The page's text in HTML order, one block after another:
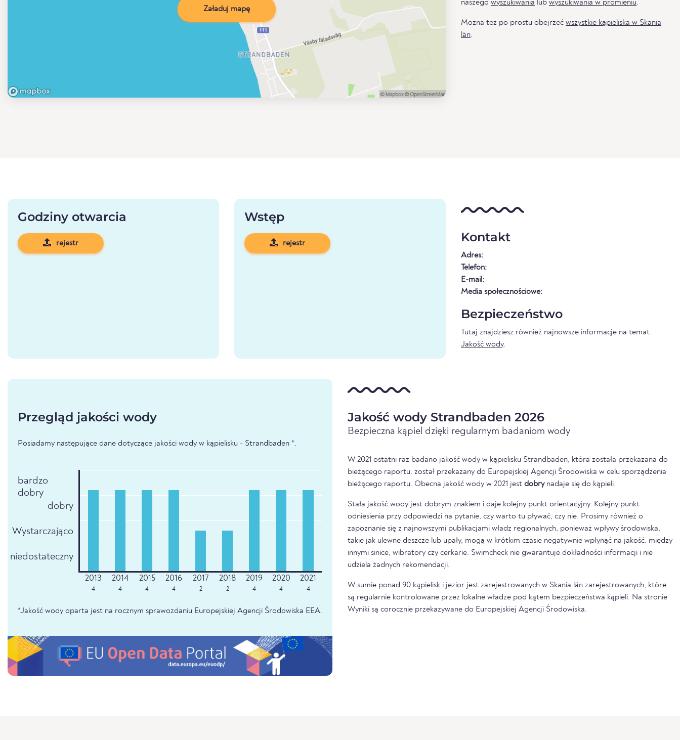
Załaduj mapę
naszego wyszukiwania lub wyszukiwania w promieniu.
Można też po prostu obejrzeć wszystkie kąpieliska w Skania
län.
Godziny otwarcia
rejestr
Wstęp
rejestr Kontakt
Adres:
Telefon:
E-mail:
Media społecznościowe:
Bezpieczeństwo
Tutaj znajdziesz również najnowsze informacje na temat
Jakość wody.
Przegląd jakości wody
Posiadamy następujące dane dotyczące jakości wody w kąpielisku - Strandbaden *.
bardzo
dobry
dobry
Wystarczająco
niedostateczny
4 4 4 4 2 2 4 4 4
*Jakość wody oparta jest na rocznym sprawozdaniu Europejskiej Agencji Środowiska EEA.
Jakość wody Strandbaden 2026
Bezpieczna kąpiel dzięki regularnym badaniom wody
W 2021 ostatni raz badano jakość wody w kąpielisku Strandbaden, która została przekazana do
bieżącego raportu. został przekazany do Europejskiej Agencji Środowiska w celu sporządzenia
bieżącego raportu. Obecna jakość wody w 2021 jest dobrynadaje się do kąpieli.
Stała jakość wody jest dobrym znakiem i daje kolejny punkt orientacyjny. Kolejny punkt
odniesienia przy odpowiedzi na pytanie, czy warto tu pływać, czy nie. Prosimy również o
zapoznanie się z najnowszymi publikacjami władz regionalnych, ponieważ wpływy środowiska,
takie jak ulewne deszcze lub upały, mogą w krótkim czasie negatywnie wpłynąć na jakość. między
innymi sinice, wibratory czy cerkarie. Swimcheck nie gwarantuje dokładności informacji i nie
udziela żadnych rekomendacji.
W sumie ponad 90 kąpielisk i jezior jest zarejestrowanych w Skania län zarejestrowanych, które
są regularnie kontrolowane przez lokalne władze pod kątem bezpieczeństwa kąpieli. Na stronie
Wyniki są corocznie przekazywane do Europejskiej Agencji Środowiska.